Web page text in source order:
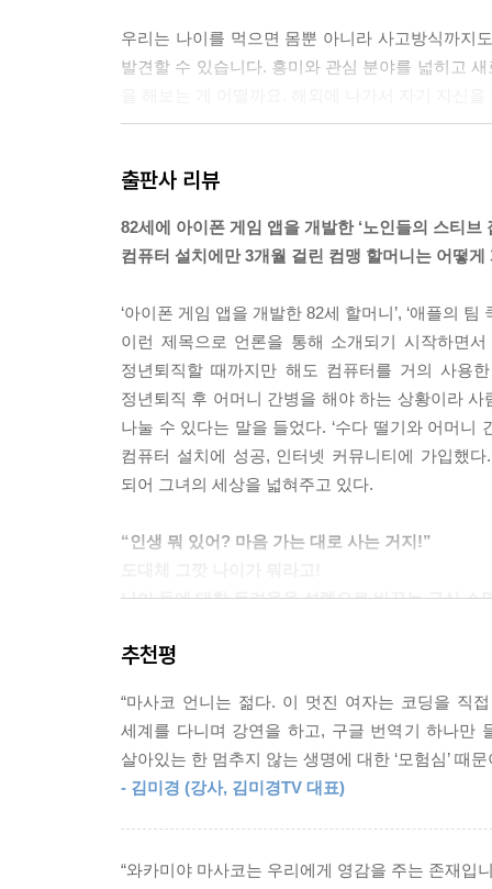
우리는 나이를 먹으면 몸뿐 아니라 사고방식까지
발견할 수 있습니다. 흥미와 관심 분야를 넓히고
한 바람도 견뎌낼 수 있을 만큼 강해진 것 아닌가
‘자립’이라고 하면 일반적으로 ‘경제적인 독립’을
할 수 있도록 도와주시기 바랍니다. --- p.151
평균수명이 길어지는 흐름을 보면 자식이나 손주
도까지 함께 살 테지요. 부모가 고령이 되면 자식
릅니다. 부모가 해줄 수 있는 일이 없어진 후에도
자식의 장래를 점쳐도 될까요? --- p.190
말을 하는 저는 결혼을 하지 않아서 ‘보통’ 인생
--- p.193
출판사 리뷰
82세에 아이폰 게임 앱을 개발한 ‘노인들의 스티브
컴퓨터 설치에만 3개월 걸린 컴맹 할머니는 어떻
‘아이폰 게임 앱을 개발한 82세 할머니’, ‘애플의
이런 제목으로 언론을 통해 소개되기 시작하면
정년퇴직할 때까지만 해도 컴퓨터를 거의 사용
정년퇴직 후 어머니 간병을 해야 하는 상황이라
나눌 수 있다는 말을 들었다. ‘수다 떨기와 어머니
컴퓨터 설치에 성공, 인터넷 커뮤니티에 가입했
되어 그녀의 세상을 넓혀주고 있다.
“인생 뭐 있어? 마음 가는 대로 사는 거지!”
나이 듦에 대한 두려움을 설렘으로 바꾸는 근심 소
40년을 은행에서 근무하며 성실하게 지냈던 저자
특유의 유연하고 긍정적인 사고에서 비롯됨을 알
· 싫은 일은 굳이 하지 않기
· 오전의 실패는 오전 중에 잊기
· 규칙적으로 지내려 노력하지 않기
· 완벽을 추구하지 않기
추천평
“마사코 언니는 젊다. 이 멋진 여자는 코딩을 직
세계를 다니며 강연을 하고, 구글 번역기 하나만
살아있는 한 멈추지 않는 생명에 대한 ‘모험심’ 때
- 김미경 (강사, 김미경TV 대표)
“와카미야 마사코는 우리에게 영감을 주는 존재입